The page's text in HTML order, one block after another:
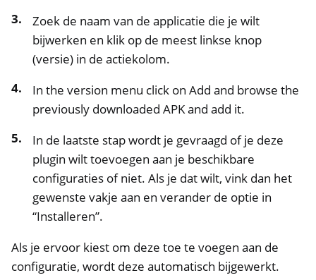
Zoek de naam van de applicatie die je wilt
bijwerken en klik op de meest linkse knop
(versie) in de actiekolom.
In the version menu click on Add and browse the
previously downloaded APK and add it.
In de laatste stap wordt je gevraagd of je deze
plugin wilt toevoegen aan je beschikbare
configuraties of niet. Als je dat wilt, vink dan het
gewenste vakje aan en verander de optie in
“Installeren”.
Als je ervoor kiest om deze toe te voegen aan de
configuratie, wordt deze automatisch bijgewerkt.